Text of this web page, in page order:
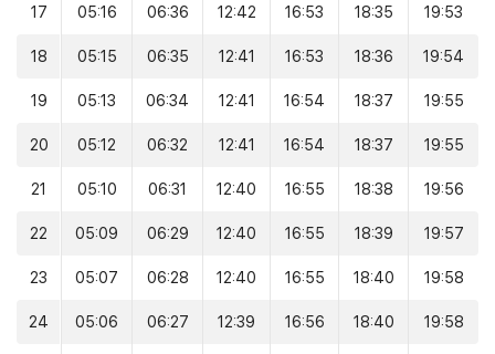
17 05:16 06:36 12:42 16:53 18:35 19:53
18 05:15 06:35 12:41 16:53 18:36 19:54
19 05:13 06:34 12:41 16:54 18:37 19:55
20 05:12 06:32 12:41 16:54 18:37 19:55
21 05:10 06:31 12:40 16:55 18:38 19:56
22 05:09 06:29 12:40 16:55 18:39 19:57
23 05:07 06:28 12:40 16:55 18:40 19:58
24 05:06 06:27 12:39 16:56 18:40 19:58